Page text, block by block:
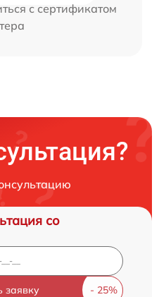
с сертификатом
со
заявку